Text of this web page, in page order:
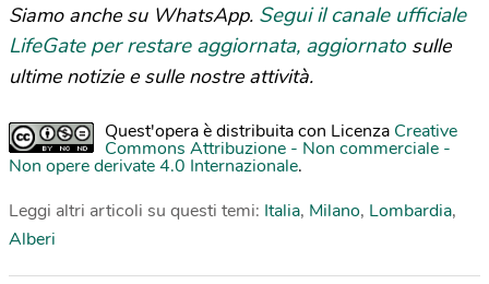
Siamo anche su WhatsApp. Segui il canale ufficiale
LifeGate per restare aggiornata, aggiornato sulle
ultime notizie e sulle nostre attività.
Quest'opera è distribuita con Licenza Creative
Commons Attribuzione - Non commerciale -
Non opere derivate 4.0 Internazionale.
Leggi altri articoli su questi temi: Italia, Milano, Lombardia,
Alberi